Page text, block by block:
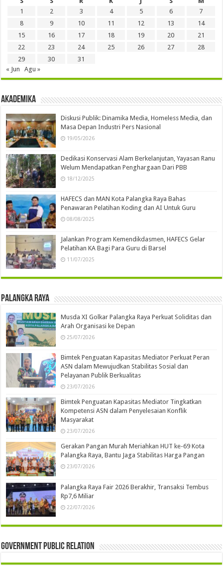
1
2 3 4 5 6
7
8
9 10 11 12 13
14
15
16 17 18 19 20
21
22
23 24 25 26 27
28
29
30
31
« Jun
Agu »
Akademika
Diskusi Publik: Dinamika Media, Homeless Media, dan
Masa Depan Industri Pers Nasional
19/05/2026
Dedikasi Konservasi Alam Berkelanjutan, Yayasan Ranu
Welum Mendapatkan Penghargaan Dari PBB
18/12/2025
HAFECS dan MAN Kota Palangka Raya Bahas
Penawaran Pelatihan Koding dan AI Untuk Guru
08/08/2025
Jalankan Program Kemendikdasmen, HAFECS Gelar
Pelatihan KA Bagi Para Guru di Barsel
11/07/2025
Palangka Raya
Musda XI Golkar Palangka Raya Perkuat Soliditas dan
Arah Organisasi ke Depan
25/07/2026
Bimtek Penguatan Kapasitas Mediator Perkuat Peran
ASN dalam Mewujudkan Stabilitas Sosial dan
Pelayanan Publik Berkualitas
23/07/2026
Bimtek Penguatan Kapasitas Mediator Tingkatkan
Kompetensi ASN dalam Penyelesaian Konflik
Masyarakat
23/07/2026
Gerakan Pangan Murah Meriahkan HUT ke-69 Kota
Palangka Raya, Bantu Jaga Stabilitas Harga Pangan
23/07/2026
Palangka Raya Fair 2026 Berakhir, Transaksi Tembus
Rp7,6 Miliar
22/07/2026
Government Public Relation